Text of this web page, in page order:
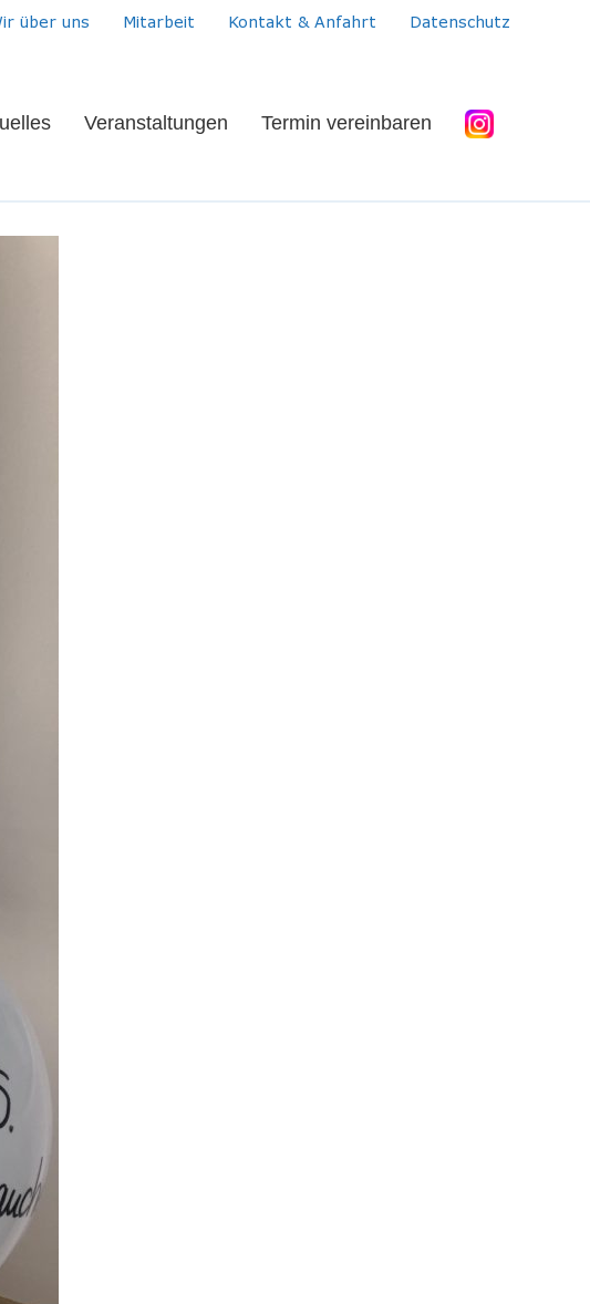
über uns Mitarbeit Kontakt & Anfahrt Datenschutz
Veranstaltungen Termin vereinbaren